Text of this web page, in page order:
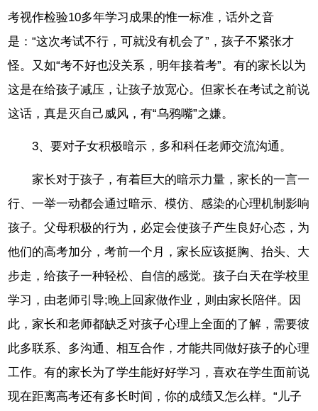
考视作检验10多年学习成果的惟一标准，话外之音
是：“这次考试不行，可就没有机会了”，孩子不紧张才
怪。又如“考不好也没关系，明年接着考”。有的家长以为
这是在给孩子减压，让孩子放宽心。但家长在考试之前说
这话，真是灭自己威风，有“乌鸦嘴”之嫌。
3、要对子女积极暗示，多和科任老师交流沟通。
家长对于孩子，有着巨大的暗示力量，家长的一言一
行、一举一动都会通过暗示、模仿、感染的心理机制影响
孩子。父母积极的行为，必定会使孩子产生良好心态，为
他们的高考加分，考前一个月，家长应该挺胸、抬头、大
步走，给孩子一种轻松、自信的感觉。孩子白天在学校里
学习，由老师引导;晚上回家做作业，则由家长陪伴。因
此，家长和老师都缺乏对孩子心理上全面的了解，需要彼
此多联系、多沟通、相互合作，才能共同做好孩子的心理
工作。有的家长为了学生能好好学习，喜欢在学生面前说
现在距离高考还有多长时间，你的成绩又怎么样。“儿子